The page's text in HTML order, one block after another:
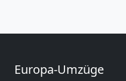
Europa-Umzüge